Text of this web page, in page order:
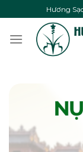
to
content
Hương